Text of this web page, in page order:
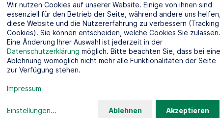
Pflegeheim Kiel
Wir nutzen Cookies auf unserer Website. Einige von ihnen sind
essenziell für den Betrieb der Seite, während andere uns
diese Website und die Nutzererfahrung zu verbessern (Tracking
Cookies). Sie können entscheiden, welche Cookies Sie zulassen.
Eine Änderung Ihrer Auswahl ist jederzeit in der
Datenschutzerklärung möglich. Bitte beachten Sie, dass bei
Ablehnung womöglich nicht mehr alle Funktionalitäten der Seite
zur Verfügung stehen.
Impressum
Einstellungen... Ablehnen Akzeptieren